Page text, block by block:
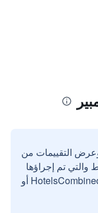
التقييمات من
والتي تم إجراؤها
بواسطة مستخدمين حقيقيين مع HotelsCombined أو